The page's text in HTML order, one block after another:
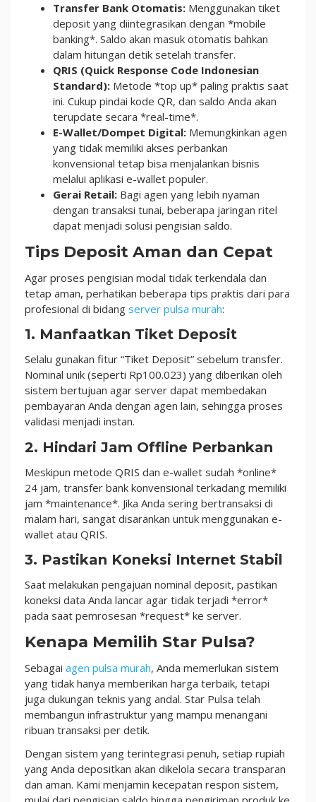
Transfer Bank Otomatis: Menggunakan tiket
deposit yang diintegrasikan dengan *mobile
banking*. Saldo akan masuk otomatis bahkan
dalam hitungan detik setelah transfer.
QRIS (Quick Response Code Indonesian
Standard): Metode *top up* paling praktis saat
ini. Cukup pindai kode QR, dan saldo Anda akan
terupdate secara *real-time*.
E-Wallet/Dompet Digital: Memungkinkan agen
yang tidak memiliki akses perbankan
konvensional tetap bisa menjalankan bisnis
melalui aplikasi e-wallet populer.
Gerai Retail: Bagi agen yang lebih nyaman
dengan transaksi tunai, beberapa jaringan ritel
dapat menjadi solusi pengisian saldo.
Tips Deposit Aman dan Cepat
Agar proses pengisian modal tidak terkendala dan
tetap aman, perhatikan beberapa tips praktis dari para
profesional di bidang server pulsa murah:
1. Manfaatkan Tiket Deposit
Selalu gunakan fitur “Tiket Deposit” sebelum transfer.
Nominal unik (seperti Rp100.023) yang diberikan oleh
sistem bertujuan agar server dapat membedakan
pembayaran Anda dengan agen lain, sehingga proses
validasi menjadi instan.
2. Hindari Jam Offline Perbankan
Meskipun metode QRIS dan e-wallet sudah *online*
24 jam, transfer bank konvensional terkadang memiliki
jam *maintenance*. Jika Anda sering bertransaksi di
malam hari, sangat disarankan untuk menggunakan e-
wallet atau QRIS.
3. Pastikan Koneksi Internet Stabil
Saat melakukan pengajuan nominal deposit, pastikan
koneksi data Anda lancar agar tidak terjadi *error*
pada saat pemrosesan *request* ke server.
Kenapa Memilih Star Pulsa?
Sebagai agen pulsa murah, Anda memerlukan sistem
yang tidak hanya memberikan harga terbaik, tetapi
juga dukungan teknis yang andal. Star Pulsa telah
membangun infrastruktur yang mampu menangani
ribuan transaksi per detik.
Dengan sistem yang terintegrasi penuh, setiap rupiah
yang Anda depositkan akan dikelola secara transparan
dan aman. Kami menjamin kecepatan respon sistem,